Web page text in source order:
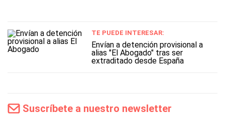
TE PUEDE INTERESAR:
Envían a detención provisional a
alias "El Abogado" tras ser
extraditado desde España
Suscríbete a nuestro newsletter